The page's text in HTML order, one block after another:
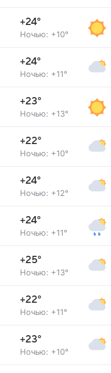
+24°
Ночью: +10°
+24°
Ночью: +11°
+23°
Ночью: +13°
+22°
Ночью: +10°
+24°
Ночью: +12°
+24°
Ночью: +11°
+25°
Ночью: +13°
+22°
Ночью: +11°
+23°
Ночью: +10°